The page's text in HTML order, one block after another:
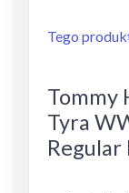
Tego
Tommy
Tyra
Regular